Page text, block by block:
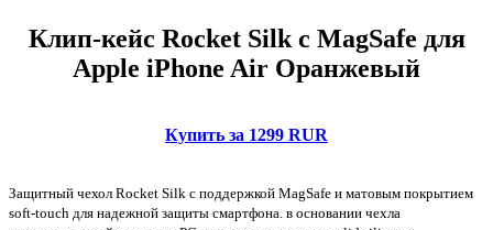
Клип-кейс Rocket Silk с MagSafe для
Apple iPhone Air Оранжевый
Купить за 1299 RUR
Защитный чехол Rocket Silk с поддержкой MagSafe и матовым покрытием
soft-touch для надежной защиты смартфона. в основании чехла